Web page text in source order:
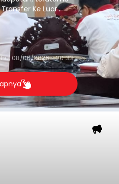
Ke Luar
pusat.
08/06/2026 - 20:33